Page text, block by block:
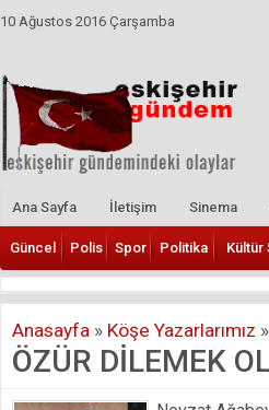
10 Ağustos 2016 Çarşamba
Ana Sayfa İletişim Sinema
Güncel Polis Spor Politika Kültür
Anasayfa » Köşe Yazarlarımız »
ÖZÜR DİLEMEK